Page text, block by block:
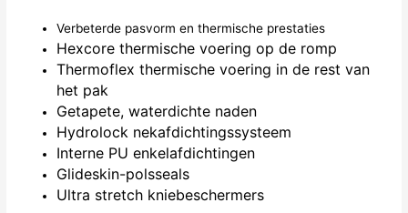
Verbeterde pasvorm en thermische prestaties
Hexcore thermische voering op de romp
Thermoflex thermische voering in de rest van
het pak
Getapete, waterdichte naden
Hydrolock nekafdichtingssysteem
Interne PU enkelafdichtingen
Glideskin-polsseals
Ultra stretch kniebeschermers